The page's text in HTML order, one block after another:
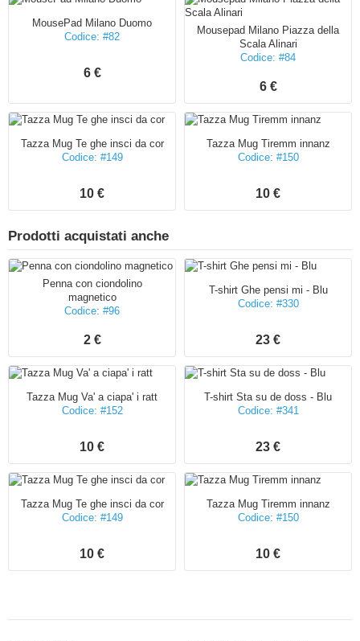
MousePad Milano Duomo
Codice: #82
6 €
Mousepad Milano Piazza della
Scala Alinari
Codice: #84
6 €
Tazza Mug Te ghe insci da cor
Codice: #149
10 €
Tazza Mug Tiremm innanz
Codice: #150
10 €
Prodotti acquistati anche
Penna con ciondolino
magnetico
Codice: #96
2 €
T-shirt Ghe pensi mi - Blu
Codice: #330
23 €
Tazza Mug Va' a ciapa' i ratt
Codice: #152
10 €
T-shirt Sta su de doss - Blu
Codice: #341
23 €
Tazza Mug Te ghe insci da cor
Codice: #149
10 €
Tazza Mug Tiremm innanz
Codice: #150
10 €